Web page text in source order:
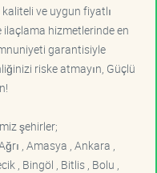
ve uygun fiyatlı
hizmetlerinde en
garantisiyle
riske atmayın, Güçlü
şehirler;
, Amasya , Ankara ,
, Bingöl , Bitlis , Bolu ,